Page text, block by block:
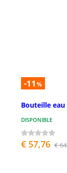
-11 %
Bouteille
DISPONIBLE
€ 57,76 €